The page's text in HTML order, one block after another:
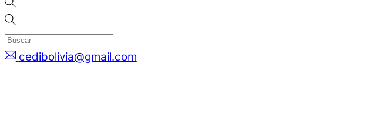
cedibolivia@gmail.com